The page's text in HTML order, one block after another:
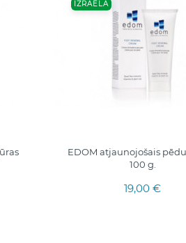
IZRAĒLA
EDOM atjaunojošais
100 g.
19,00 €